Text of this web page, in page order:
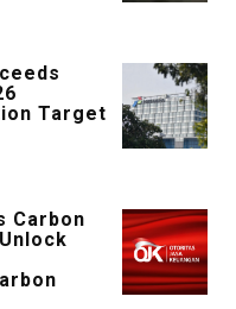
Target
Carbon